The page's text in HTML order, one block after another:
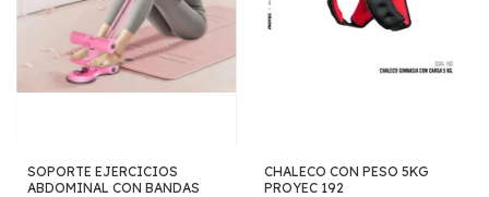
SOPORTE EJERCICIOS
ABDOMINAL CON BANDAS
CHALECO CON PESO 5KG
PROYEC 192